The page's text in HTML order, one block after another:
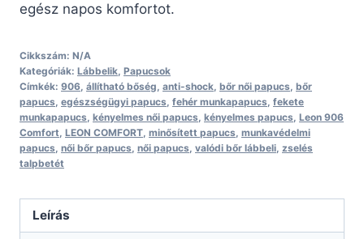
egész napos komfortot.
Cikkszám: N/A
Kategóriák: Lábbelik, Papucsok
Címkék: 906, állítható bőség, anti-shock, bőr női papucs, bőr
papucs, egészségügyi papucs, fehér munkapapucs, fekete
munkapapucs, kényelmes női papucs, kényelmes papucs, Leon 906
Comfort, LEON COMFORT, minősített papucs, munkavédelmi
papucs, női bőr papucs, női papucs, valódi bőr lábbeli, zselés
talpbetét
Leírás